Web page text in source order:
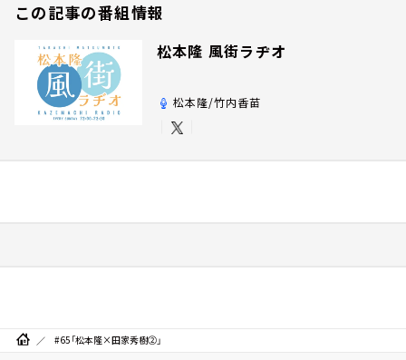
この記事の番組情報
松本隆 風街ラヂオ
松本隆/竹内香苗
#65「松本隆×田家秀樹②」